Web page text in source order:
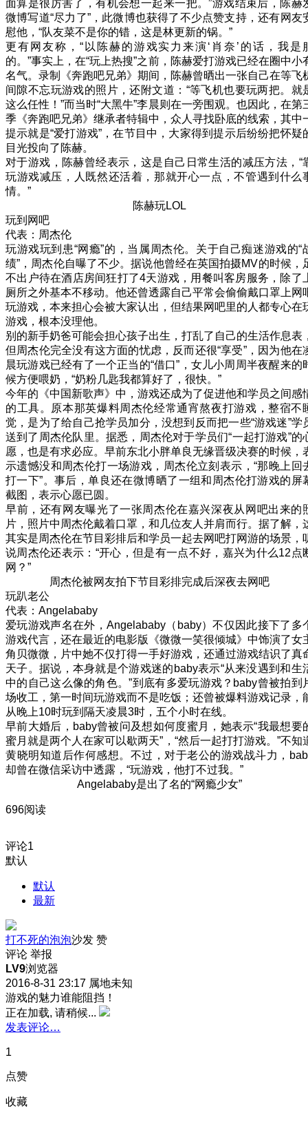
面算是很厉害了，有机会想一起来一把。”游戏结束后，陈赫
微博写道“尽力了”，此微博也获得了不少点赞支持，还有网友
慰他，“队友菜不是你的错，这是林更新的锅。”
更有网友称，“以陈赫的游戏实力来演‘肖奈’的话，我是
的。”事实上，在“玩上热搜”之前，陈赫爱打游戏已经在圈中小
名气。录制《奔跑吧兄弟》期间，陈赫曾晒出一张自己在等飞
间隙不忘玩游戏的照片，还附文道：“等飞机也要玩两把。就
这么任性！”而当时“大黑牛”李晨则在一旁围观。也因此，在第
季《奔跑吧兄弟》继承者特辑中，众人寻找卧底的线索，其中
提示就是“爱打游戏”，在节目中，大家得到提示后纷纷把怀疑
目光投向了陈赫。
对于游戏，陈赫曾经表示，这是自己日常生活的减压方法，“
玩游戏减压，人既然还活着，那就开心一点，不管遇到什么
情。”
陈赫玩LOL
玩到网吧
代表：周杰伦
玩游戏玩到患“网瘾”的，当属周杰伦。关于自己痴迷游戏的“
绩”，周杰伦自曝了不少。据说他曾经在英国拍摄MV的时候，
不出户待在酒店房间狂打了4天游戏，用餐叫客房服务，除了
厕所之外基本不移动。他还曾透露自己平常会偷偷戴口罩上网
玩游戏，本来担心会被大家认出，但结果网吧里的人都专心在
游戏，根本没理他。
别的新手奶爸可能会担心孩子出生，打乱了自己的生活作息表
但周杰伦完全没有这方面的忧虑，反而还很“享受”，因为他在
晨玩游戏已经有了一个正当的“借口”，女儿小周周半夜醒来的
候方便喂奶，“奶粉几匙我都算好了，很快。”
今年的《中国新歌声》中，游戏还成为了促进他和学员之间感
的工具。原本那英爆料周杰伦经常通宵熬夜打游戏，整宿不
觉，是为了给自己抢学员加分，没想到反而把一些“游戏迷”学
送到了周杰伦队里。据悉，周杰伦对于学员们“一起打游戏”的
愿，也是有求必应。早前东北小胖单良无缘晋级决赛的时候，
示遗憾没和周杰伦打一场游戏，周杰伦立刻表示，“那晚上回
打一下”。事后，单良还在微博晒了一组和周杰伦打游戏的屏
截图，表示心愿已圆。
早前，还有网友曝光了一张周杰伦在嘉兴深夜从网吧出来的
片，照片中周杰伦戴着口罩，和几位友人并肩而行。据了解，
其实是周杰伦在节目彩排后和学员一起去网吧打网游的场景，
说周杰伦还表示：“开心，但是有一点不好，嘉兴为什么12点
网？”
周杰伦被网友拍下节目彩排完成后深夜去网吧
玩趴老公
代表：Angelababy
爱玩游戏声名在外，Angelababy（baby）不仅因此接下了多
游戏代言，还在最近的电影版《微微一笑很倾城》中饰演了女
角贝微微，片中她不仅打得一手好游戏，还通过游戏结识了真
天子。据说，本身就是个游戏迷的baby表示“从来没遇到和生
中的自己这么像的角色。”到底有多爱玩游戏？baby曾被拍到
场收工，第一时间玩游戏而不是吃饭；还曾被爆料游戏记录，
从晚上10时玩到隔天凌晨3时，五个小时在线。
早前大婚后，baby曾被问及想如何度蜜月，她表示“我最想要
蜜月就是两个人在家可以歇两天”，“然后一起打打游戏。”不知
黄晓明知道后作何感想。不过，对于老公的游戏战斗力，
却曾在微信采访中透露，“玩游戏，他打不过我。”
Angelababy是出了名的“网瘾少女”
696阅读
评论1
默认
默认
最新
打不死的泡泡沙发 赞
评论 举报
LV9浏览器
2016-8-31 23:17 属地未知
游戏的魅力谁能阻挡！
正在加载, 请稍候...
发表评论…
1
点赞
收藏